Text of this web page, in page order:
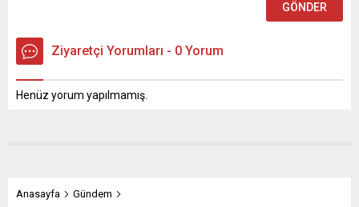
Ziyaretçi Yorumları - 0 Yorum
Henüz yorum yapılmamış.
Anasayfa
Gündem